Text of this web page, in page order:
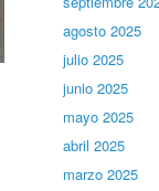
agosto 2025
julio 2025
junio 2025
mayo 2025
abril 2025
marzo 2025